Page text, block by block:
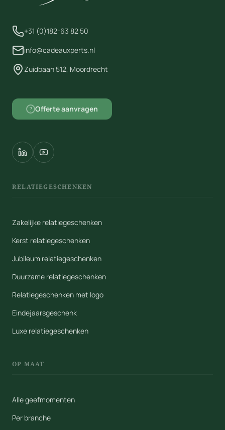
+31 (0)182-63 82 50
info@cadeauxperts.nl
Zuidbaan 512, Moordrecht
? Offerte aanvragen
RELATIEGESCHENKEN
Zakelijke relatiegeschenken
Kerst relatiegeschenken
Jubileum relatiegeschenken
Duurzame relatiegeschenken
Relatiegeschenken met logo
Eindejaarsgeschenk
Luxe relatiegeschenken
OP MAAT
Alle geefmomenten
Per branche